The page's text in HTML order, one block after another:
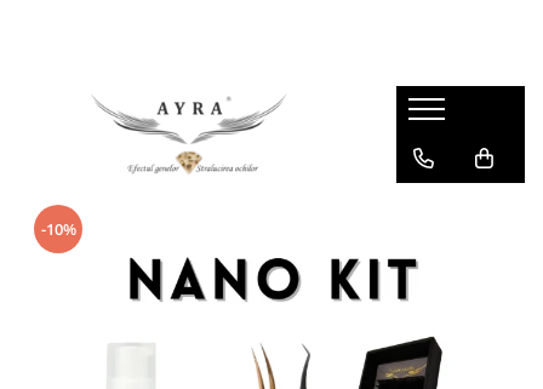
Individuale - 20 linii
Individuale - 6 linii
Mix - 20 linii
Mix - 6 linii
Ombre individuale - 6 linii
-10%